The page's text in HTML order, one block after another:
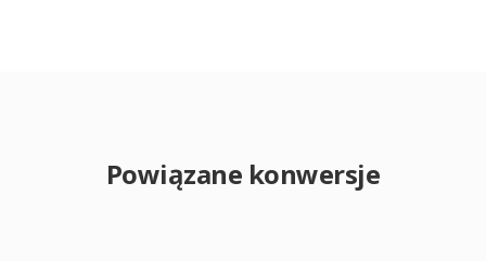
Powiązane konwersje